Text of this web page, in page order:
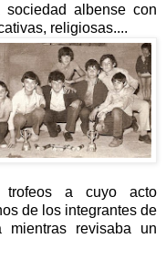
albense con
religiosas....
trofeos a cuyo acto
de los integrantes de
mientras revisaba un